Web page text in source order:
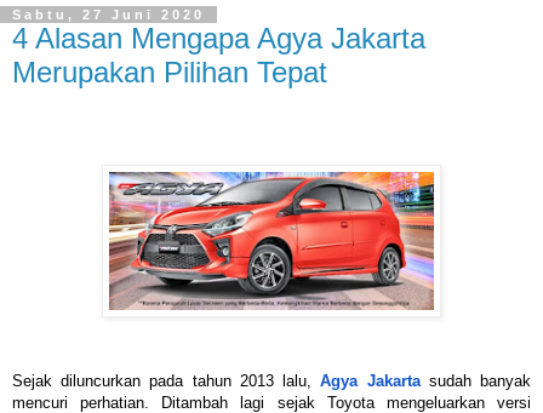
Sabtu, 27 Juni 2020
4 Alasan Mengapa Agya Jakarta
Merupakan Pilihan Tepat
Sejak diluncurkan pada tahun 2013 lalu,Agya Jakartasudah banyak
mencuri perhatian. Ditambah lagi sejak Toyota mengeluarkan versi